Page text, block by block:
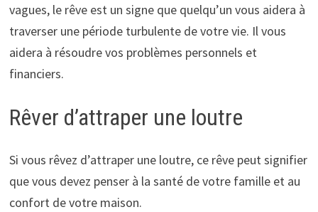
vagues, le rêve est un signe que quelqu’un vous aidera à
traverser une période turbulente de votre vie. Il vous
aidera à résoudre vos problèmes personnels et
financiers.
Rêver d’attraper une loutre
Si vous rêvez d’attraper une loutre, ce rêve peut signifier
que vous devez penser à la santé de votre famille et au
confort de votre maison.